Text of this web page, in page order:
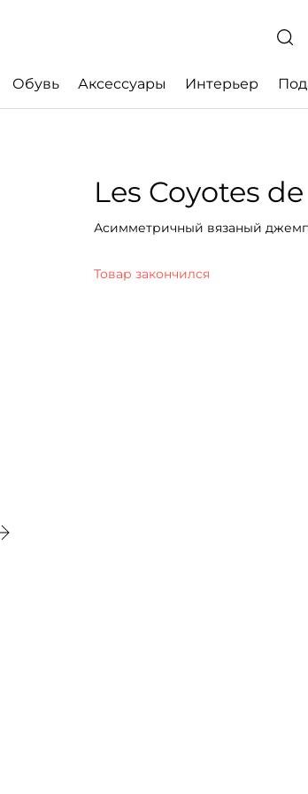
Обувь Аксессуары Интерьер
Les Coyotes
Асимметричный вязаный
Товар закончился